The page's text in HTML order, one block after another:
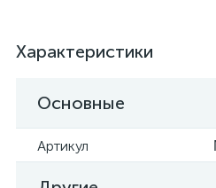
Характеристики
Основные
Артикул